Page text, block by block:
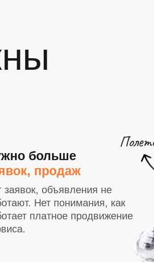
заявок, объявления не
Нет понимания, как
платное продвижение
больше
продаж